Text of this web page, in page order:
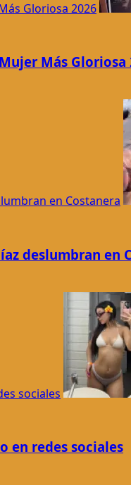
Gloriosa 2026
Más Gloriosa
en Costanera
deslumbran en
sociales
en redes sociales